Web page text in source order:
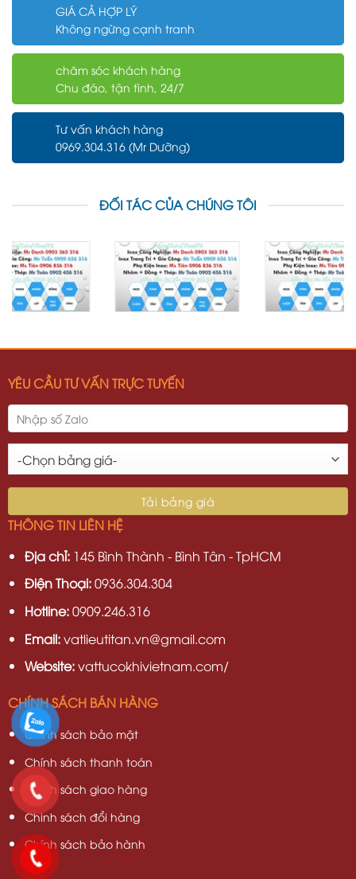
GIÁ CẢ HỢP LÝ
Không ngừng cạnh tranh
chăm sóc khách hàng
Chu đáo, tận tình, 24/7
Tư vấn khách hàng
0969.304.316 (Mr Dưỡng)
ĐỐI TÁC CỦA CHÚNG TÔI
YÊU CẦU TƯ VẤN TRỰC TUYẾN
THÔNG TIN LIÊN HỆ
Địa chỉ:145 Bình Thành - Bình Tân - TpHCM
Điện Thoại:0936.304.304
Hotline:0909.246.316
Email:vatlieutitan.vn@gmail.com
Website:vattucokhivietnam.com/
CHÍNH SÁCH BÁN HÀNG
Chính sách bảo mật
Chính sách thanh toán
Chính sách giao hàng
Chinh sách đổi hàng
Chính sách bảo hành